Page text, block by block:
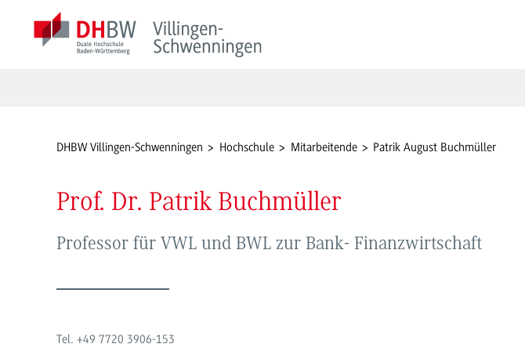
DHBW Villingen-Schwenningen Hochschule Mitarbeitende Patrik August Buchmüller
Prof. Dr. Patrik Buchmüller
Professor für VWL und BWL zur Bank- Finanzwirtschaft
Tel. +49 7720 3906-153